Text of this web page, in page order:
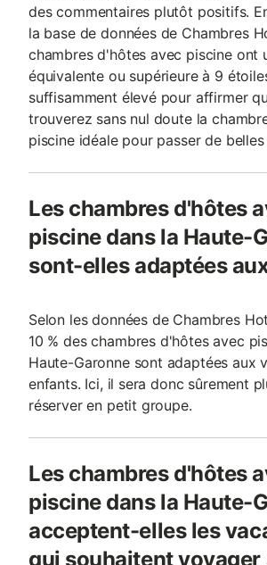
des commentaires plutôt positifs.
la base de données de Chambres
chambres d'hôtes avec piscine ont
équivalente ou supérieure à 9
suffisamment élevé pour affirmer
trouverez sans nul doute la
piscine idéale pour passer de
Les chambres d'hôtes
piscine dans la Haute-
sont-elles adaptées
Selon les données de Chambres
10 % des chambres d'hôtes avec
Haute-Garonne sont adaptées aux
enfants. Ici, il sera donc sûrement
réserver en petit groupe.
Les chambres d'hôtes
piscine dans la Haute-
acceptent-elles les
qui souhaitent voyager